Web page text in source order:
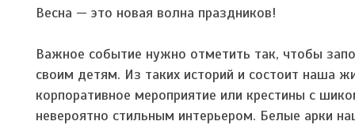
Весна — это новая волна праздников!
Важное событие нужно отметить так, чтобы
своим детям. Из таких историй и состоит наша
корпоративное мероприятие или крестины с
невероятно стильным интерьером. Белые арки